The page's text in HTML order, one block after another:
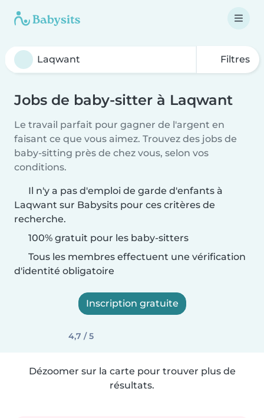
Filtres
Jobs de baby-sitter à Laqwant
Le travail parfait pour gagner de l'argent en
faisant ce que vous aimez. Trouvez des jobs de
baby-sitting près de chez vous, selon vos
conditions.
Il n'y a pas d'emploi de garde d'enfants à
Laqwant sur Babysits pour ces critères de
recherche.
100% gratuit pour les baby-sitters
Tous les membres effectuent une vérification
d'identité obligatoire
Inscription gratuite
4,7 / 5
Dézoomer sur la carte pour trouver plus de
résultats.